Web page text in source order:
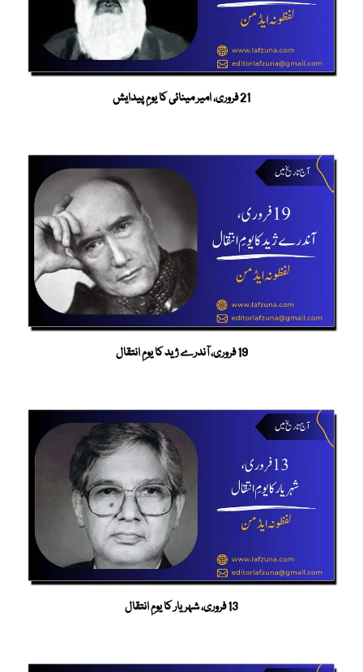
21 فروری، امیر مینائی کا یومِ پیدایش
19 فروری، آندرے ژید کا یومِ انتقال
13 فروری، شہریار کا یومِ انتقال